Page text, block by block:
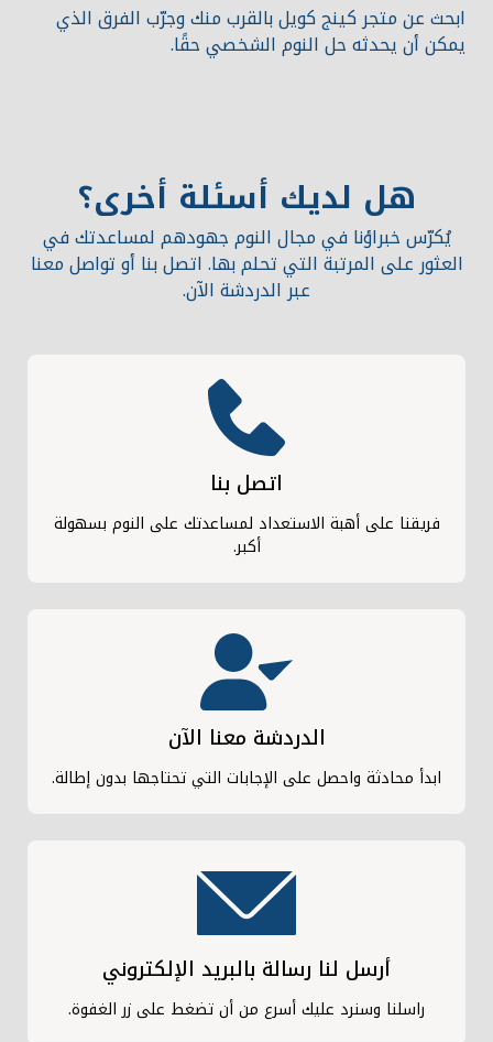
ابحث عن متجر كينج كويل بالقرب منك وجرّب الفرق الذي
يمكن أن يحدثه حل النوم الشخصي حقًا.
هل لديك أسئلة أخرى؟
يُكرّس خبراؤنا في مجال النوم جهودهم لمساعدتك في
العثور على المرتبة التي تحلم بها.اتصل بنا أو تواصل معنا
عبر الدردشة الآن.
اتصل بنا
فريقنا على أهبة الاستعداد لمساعدتك على النوم بسهولة
أكبر.
الدردشة معنا الآن
ابدأ محادثة واحصل على الإجابات التي تحتاجها بدون إطالة.
أرسل لنا رسالة بالبريد الإلكتروني
راسلنا وسنرد عليك أسرع من أن تضغط على زر الغفوة.